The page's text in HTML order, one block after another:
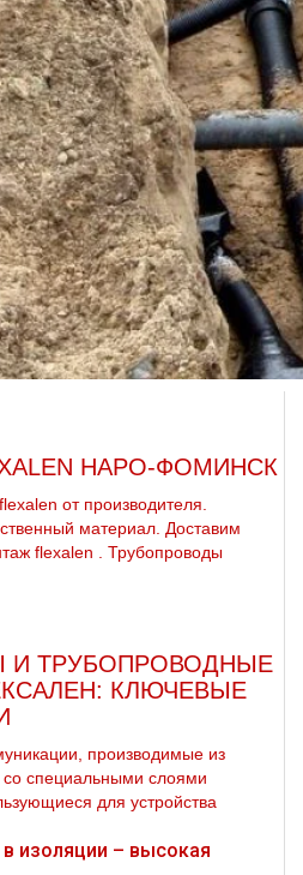
НАРО-ФОМИНСК
от производителя.
материал. Доставим
flехalеn . Трубопроводы
И ТРУБОПРОВОДНЫЕ
КЛЮЧЕВЫЕ
производимые из
специальными слоями
для устройства